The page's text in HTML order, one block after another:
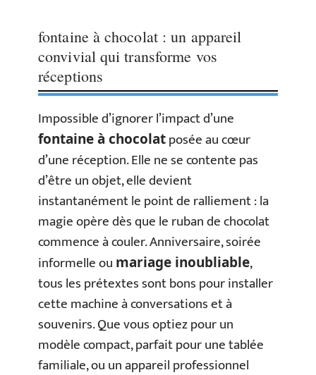
fontaine à chocolat : un appareil
convivial qui transforme vos
réceptions
Impossible d’ignorer l’impact d’une
fontaine à chocolatposée au cœur
d’une réception. Elle ne se contente pas
d’être un objet, elle devient
instantanément le point de ralliement : la
magie opère dès que le ruban de chocolat
commence à couler. Anniversaire, soirée
informelle ou mariage inoubliable,
tous les prétextes sont bons pour installer
cette machine à conversations et à
souvenirs. Que vous optiez pour un
modèle compact, parfait pour une tablée
familiale, ou un appareil professionnel